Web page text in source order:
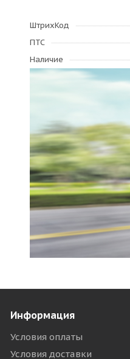
ШтрихКод
ПТС
Наличие
Информация
Условия оплаты
Условия доставки